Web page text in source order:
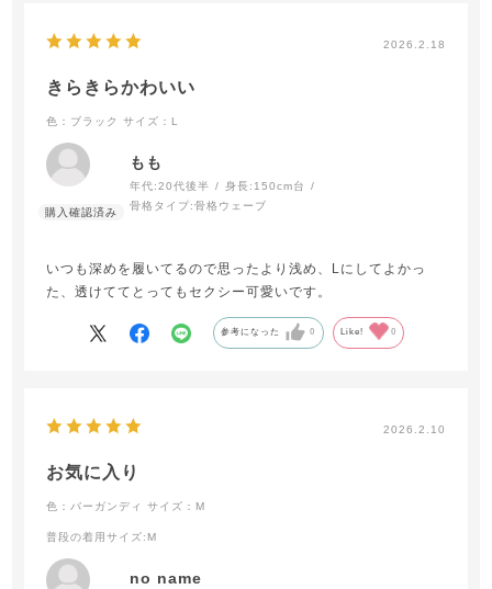
2026.2.18
きらきらかわいい
色：ブラック サイズ：L
もも
年代:20代後半 身長: 150cm台
骨格タイプ:骨格ウェーブ
いつも深めを履いてるので思ったより浅め、Lにしてよかっ
た、透けててとってもセクシー可愛いです。
参考になった 0 Like! 0
2026.2.10
お気に入り
色：バーガンディ サイズ：M
普段の着用サイズ :M
no name